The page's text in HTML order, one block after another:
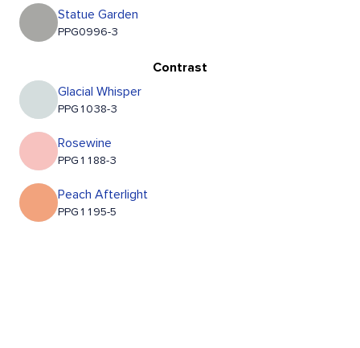
Statue Garden
PPG0996-3
Contrast
Glacial Whisper
PPG1038-3
Rosewine
PPG1188-3
Peach Afterlight
PPG1195-5